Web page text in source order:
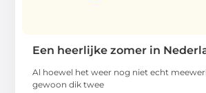
Een heerlijke zomer in
Al hoewel het weer nog niet echt
gewoon dik twee